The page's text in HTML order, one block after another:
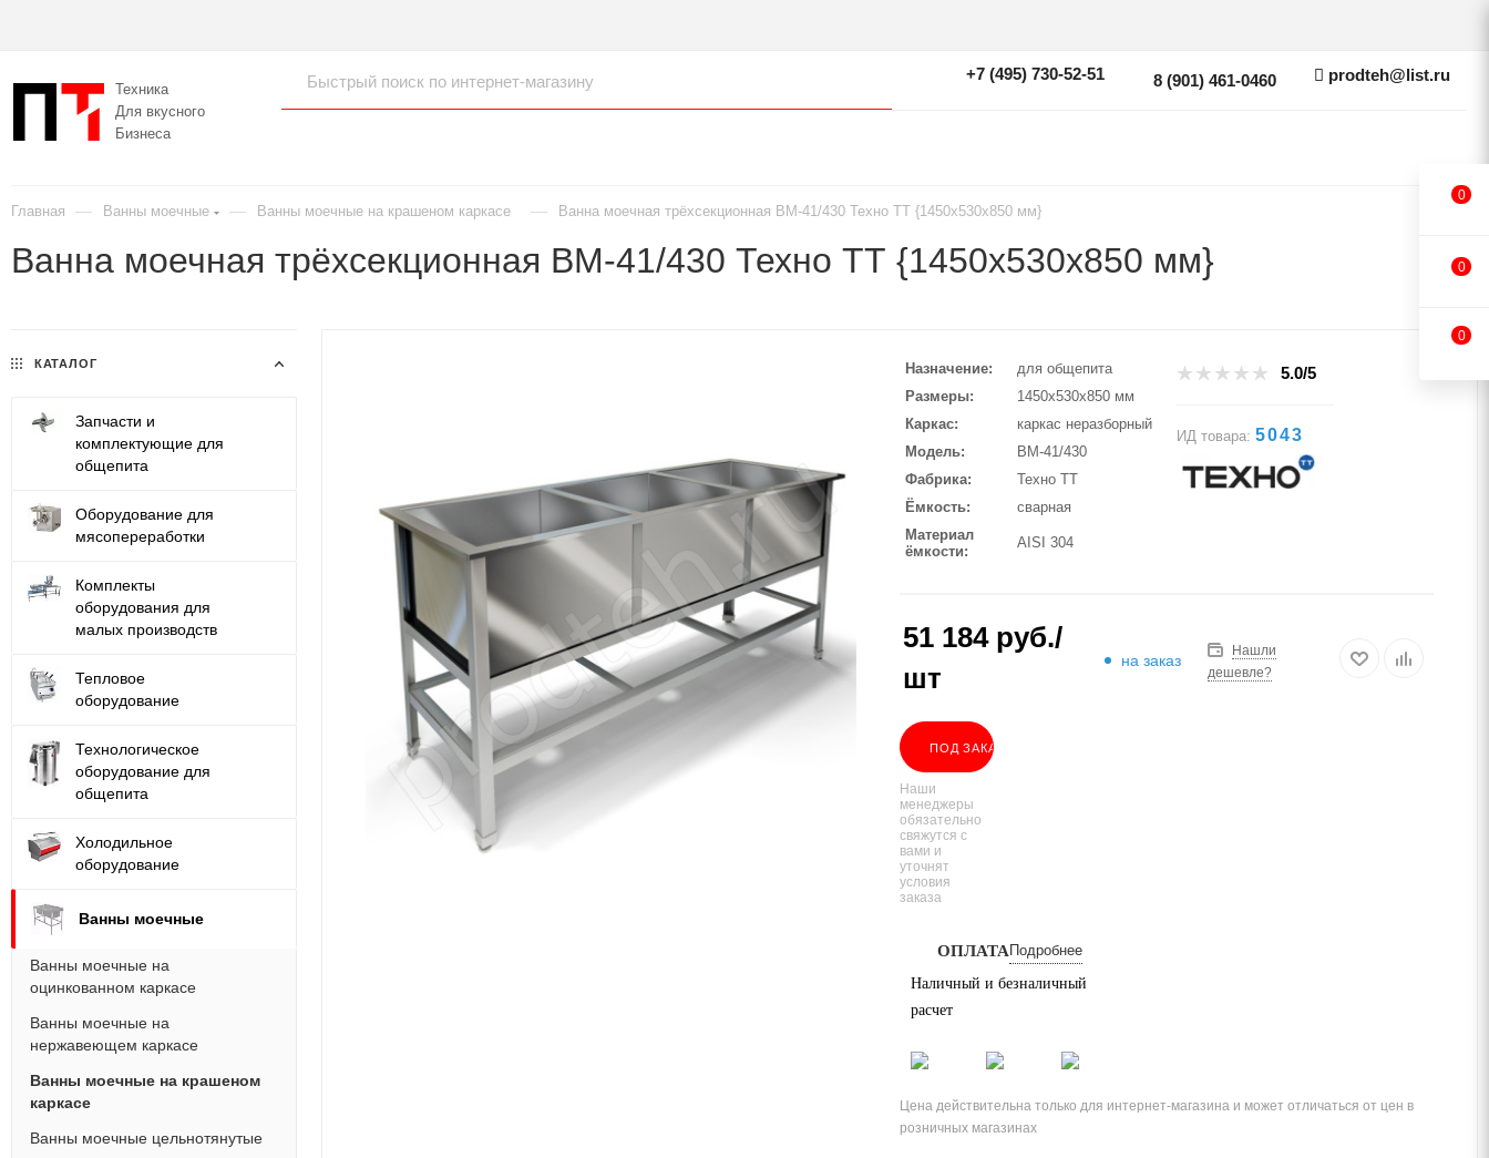
Техника
Для вкусного
Бизнеса
+7 (495) 730-52-51 8 (901) 461-0460 prodteh@list.ru
Главная — Ванны моечные — Ванны моечные на крашеном каркасе — Ванна моечная трёхсекционная ВМ-41/430 Техно ТТ {1450х530х850 мм}
Ванна моечная трёхсекционная ВМ-41/430 Техно ТТ {1450х530х850 мм}
Назначение
для общепита
Размеры
1450х530х850 мм
Каркас
каркас неразборный
Модель
ВМ-41/430
Фабрика
Техно ТТ
Ёмкость
сварная
Материал
ёмкости
AISI 304
5.0/5
ИД товара: 5043
51 184руб./
шт
на заказ
Нашли
дешевле?
ПОД ЗАКАЗ
Наши
менеджеры
обязательно
свяжутся с
вами и
уточнят
условия
заказа
ОПЛАТА Подробнее
Наличный и безналичный
расчет
Цена действительна только для интернет-магазина и может отличаться от цен в
розничных магазинах
КАТАЛОГ
Запчасти и
комплектующие для
общепита
Оборудование для
мясопереработки
Комплекты
оборудования для
малых производств
Тепловое
оборудование
Технологическое
оборудование для
общепита
Холодильное
оборудование
Ванны моечные
Ванны моечные на
оцинкованном каркасе
Ванны моечные на
нержавеющем каркасе
Ванны моечные на крашеном
каркасе
Ванны моечные цельнотянутые
0
0
0